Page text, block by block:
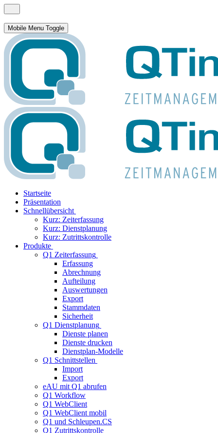
Mobile Menu Toggle
Startseite
Präsentation
Schnellübersicht
Kurz: Zeiterfassung
Kurz: Dienstplanung
Kurz: Zutrittskontrolle
Produkte
Q1 Zeiterfassung
Erfassung
Abrechnung
Aufteilung
Auswertungen
Export
Stammdaten
Sicherheit
Q1 Dienstplanung
Dienste planen
Dienste drucken
Dienstplan-Modelle
Q1 Schnittstellen
Import
Export
eAU mit Q1 abrufen
Q1 Workflow
Q1 WebClient
Q1 WebClient mobil
Q1 und Schleupen.CS
Q1 Zutrittskontrolle